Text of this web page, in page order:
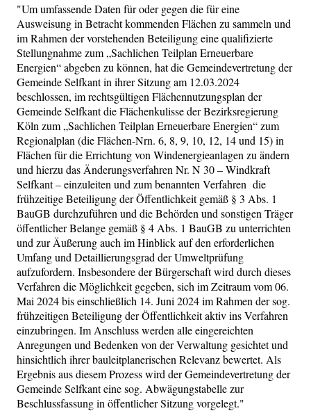
"Um umfassende Daten für oder gegen die für eine
Ausweisung in Betracht kommenden Flächen zu sammeln und
im Rahmen der vorstehenden Beteiligung eine qualifizierte
Stellungnahme zum „Sachlichen Teilplan Erneuerbare
Energien“ abgeben zu können, hat die Gemeindevertretung der
Gemeinde Selfkant in ihrer Sitzung am 12.03.2024
beschlossen, im rechtsgültigen Flächennutzungsplan der
Gemeinde Selfkant die Flächenkulisse der Bezirksregierung
Köln zum „Sachlichen Teilplan Erneuerbare Energien“ zum
Regionalplan (die Flächen-Nrn. 6, 8, 9, 10, 12, 14 und 15) in
Flächen für die Errichtung von Windenergieanlagen zu ändern
und hierzu das Änderungsverfahren Nr. N 30 – Windkraft
Selfkant – einzuleiten und zum benannten Verfahren die
frühzeitige Beteiligung der Öffentlichkeit gemäß § 3 Abs. 1
BauGB durchzuführen und die Behörden und sonstigen Träger
öffentlicher Belange gemäß § 4 Abs. 1 BauGB zu unterrichten
und zur Äußerung auch im Hinblick auf den erforderlichen
Umfang und Detaillierungsgrad der Umweltprüfung
aufzufordern. Insbesondere der Bürgerschaft wird durch dieses
Verfahren die Möglichkeit gegeben, sich im Zeitraum vom 06.
Mai 2024 bis einschließlich 14. Juni 2024 im Rahmen der sog.
frühzeitigen Beteiligung der Öffentlichkeit aktiv ins Verfahren
einzubringen. Im Anschluss werden alle eingereichten
Anregungen und Bedenken von der Verwaltung gesichtet und
hinsichtlich ihrer bauleitplanerischen Relevanz bewertet. Als
Ergebnis aus diesem Prozess wird der Gemeindevertretung der
Gemeinde Selfkant eine sog. Abwägungstabelle zur
Beschlussfassung in öffentlicher Sitzung vorgelegt."